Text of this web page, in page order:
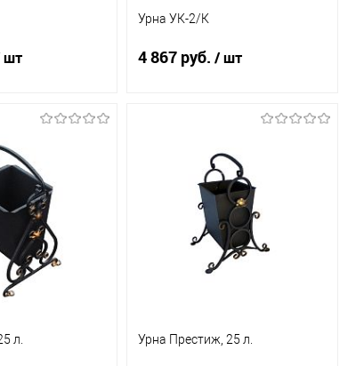
шт
К
сравнению
Под заказ
Урна УК-2/К
4 867 руб. / шт
Купить в 1 клик
сравнению
В избранное
л. Урна Престиж, 25 л.